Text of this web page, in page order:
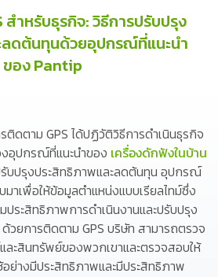
สำหรับธุรกิจ: วิธีการปรับปรุง
ดต้นทุนด้วยอุปกรณ์ที่แนะนำ
ของ Pantip
ติดตาม GPS ได้ปฏิวัติวิธีการดำเนินธุรกิจ
งอุปกรณ์ที่แนะนำของ เครื่องดักฟังในบ้าน
บปรุงประสิทธิภาพและลดต้นทุน อุปกรณ์
มาเพื่อให้ข้อมูลตำแหน่งแบบเรียลไทม์ซึ่ง
ประสิทธิภาพการดำเนินงานและปรับปรุง
วยการติดตาม GPS บริษัท สามารถตรวจ
ะสินทรัพย์ของพวกเขาและตรวจสอบให้
อย่างมีประสิทธิภาพและมีประสิทธิภาพ